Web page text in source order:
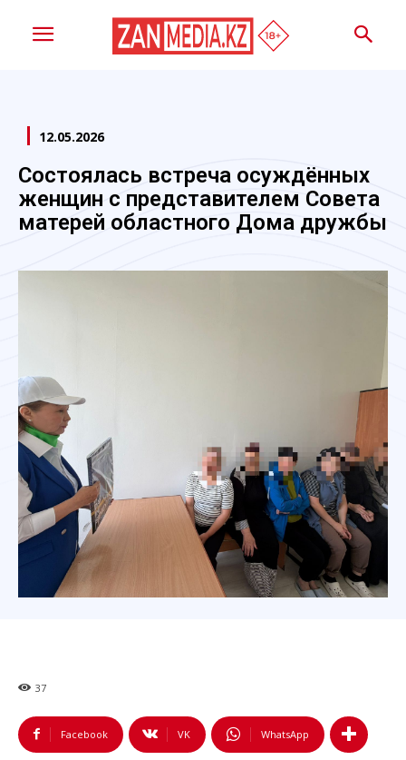
12.05.2026
Состоялась встреча осуждённых
женщин с представителем Совета
матерей областного Дома дружбы
37
Facebook VK WhatsApp